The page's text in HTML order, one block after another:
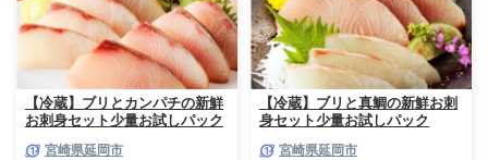
【冷蔵】ブリとカンパチの新鮮
お刺身セット少量お試しパック
宮崎県延岡市
【冷蔵】ブリと真鯛の新鮮お刺
身セット少量お試しパック
宮崎県延岡市